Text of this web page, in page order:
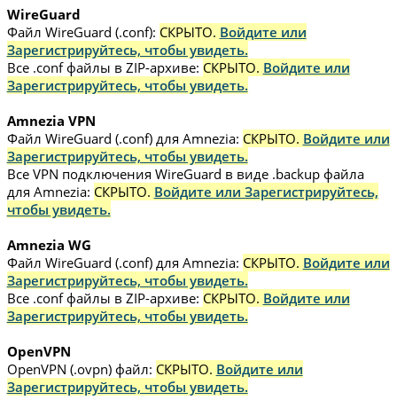
WireGuard
Файл WireGuard (.conf): СКРЫТО. Войдите или
Зарегистрируйтесь, чтобы увидеть.
Все .conf файлы в ZIP-архиве: СКРЫТО. Войдите или
Зарегистрируйтесь, чтобы увидеть.
Amnezia VPN
Файл WireGuard (.conf) для Amnezia: СКРЫТО. Войдите или
Зарегистрируйтесь, чтобы увидеть.
Все VPN подключения WireGuard в виде .backup файла
для Amnezia: СКРЫТО. Войдите или Зарегистрируйтесь,
чтобы увидеть.
Amnezia WG
Файл WireGuard (.conf) для Amnezia: СКРЫТО. Войдите или
Зарегистрируйтесь, чтобы увидеть.
Все .conf файлы в ZIP-архиве: СКРЫТО. Войдите или
Зарегистрируйтесь, чтобы увидеть.
OpenVPN
OpenVPN (.ovpn) файл: СКРЫТО. Войдите или
Зарегистрируйтесь, чтобы увидеть.